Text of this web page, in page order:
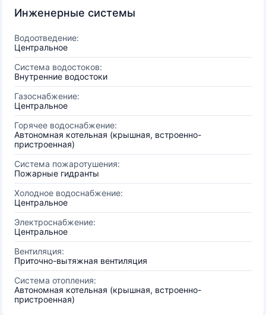
Инженерные системы
Водоотведение:
Центральное
Система водостоков:
Внутренние водостоки
Газоснабжение:
Центральное
Горячее водоснабжение:
Автономная котельная (крышная, встроенно-
пристроенная)
Система пожаротушения:
Пожарные гидранты
Холодное водоснабжение:
Центральное
Электроснабжение:
Центральное
Вентиляция:
Приточно-вытяжная вентиляция
Система отопления:
Автономная котельная (крышная, встроенно-
пристроенная)